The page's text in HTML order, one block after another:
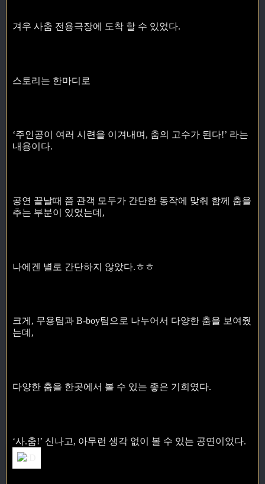
겨우 사춤 전용극장에 도착 할 수 있었다.
스토리는 한마디로
‘주인공이 여러 시련을 이겨내며, 춤의 고수가 된다!’ 라는
내용이다.
공연 끝날때 쯤 관객 모두가 간단한 동작에 맞춰 함께 춤을
추는 부분이 있었는데,
나에겐 별로 간단하지 않았다.ㅎㅎ
크게, 무용팀과 B-boy팀으로 나누어서 다양한 춤을 보여줬
는데,
다양한 춤을 한곳에서 볼 수 있는 좋은 기회였다.
‘사.춤!’ 신나고, 아무런 생각 없이 볼 수 있는 공연이었다.